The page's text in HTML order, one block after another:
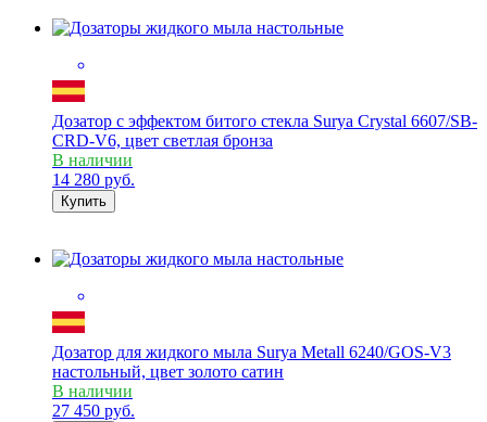
Дозатор с эффектом битого стекла Surya Crystal 6607/SB-
CRD-V6, цвет светлая бронза
В наличии
14 280 руб.
Купить
Дозатор для жидкого мыла Surya Metall 6240/GOS-V3
настольный, цвет золото сатин
В наличии
27 450 руб.